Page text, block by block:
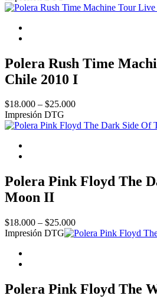
$18.000
Polera Rush Time
Chile 2010 I
$18.000 – $25.000Price
$18.000
Impresión DTG
Polera Pink Floyd The
Moon II
$18.000 – $25.000Price
range:
Impresión DTG
Polera Pink Floyd The